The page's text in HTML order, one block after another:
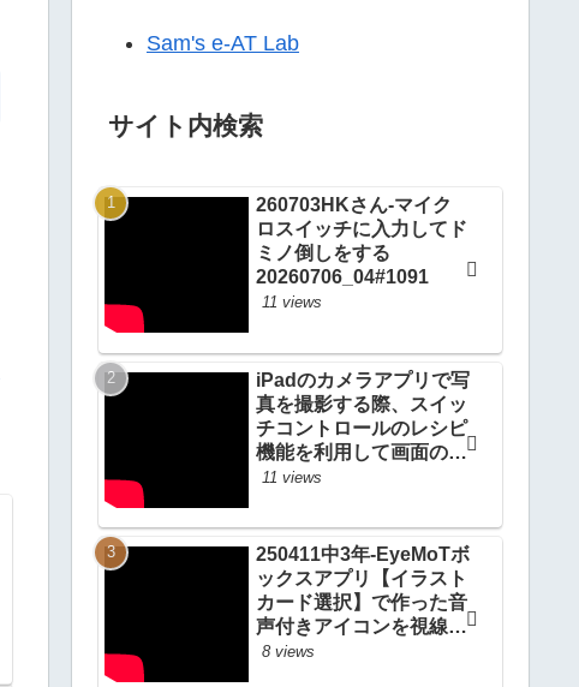
Sam's e-AT Lab
サイト内検索
260703HKさん-マイク
ロスイッチに入力してド
ミノ倒しをする
20260706_04#1091
11 views
iPadのカメラアプリで写
真を撮影する際、スイッ
チコントロールのレシピ
機能を利用して画面のど
こをタップしてもシャッ
20200924_#0514
11 views
250411中3年-EyeMoTボ
ックスアプリ【イラスト
カード選択】で作った音
声付きアイコンを視線入
力で選択して自分の意思
8 views